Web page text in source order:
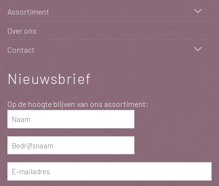
Assortiment
Over ons
Contact
Nieuwsbrief
Op de hoogte blijven van ons assortiment:
Naam
(Vereist)
Bedrijfsnaam
(Vereist)
E-
mailadres